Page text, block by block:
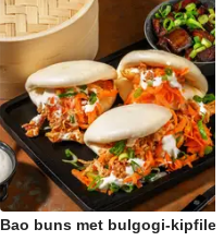
Bao buns met bulgogi-kipfilet